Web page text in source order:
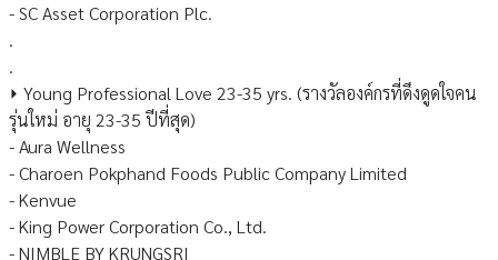
- SC Asset Corporation Plc.
.
.
⏵ Young Professional Love 23-35 yrs. (รางวัลองค์กรที่ดึงดูดใจคน
รุ่นใหม่ อายุ 23-35 ปีที่สุด)
- Aura Wellness
- Charoen Pokphand Foods Public Company Limited
- Kenvue
- King Power Corporation Co., Ltd.
- NIMBLE BY KRUNGSRI